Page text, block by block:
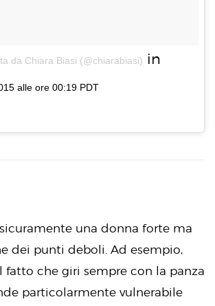
da Chiara Biasi (@chiarabiasi) in
alle ore 00:19 PDT
una donna forte ma
dei punti deboli. Ad esempio,
fatto che giri sempre con la panza
particolarmente vulnerabile